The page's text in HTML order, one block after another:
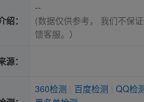
绍：
--
(数据仅供参考， 我们不保
馈客服。）
源：
360检测 百度检测
QQ检